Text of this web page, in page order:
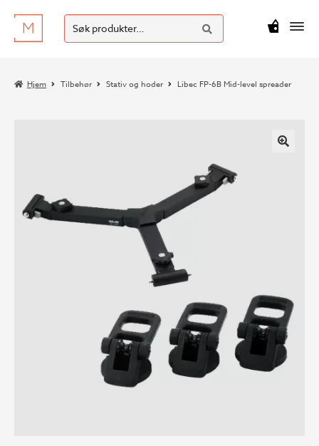
Hopp
til
Hopp
til
Søk
etter:
SØK
kr0
Hjem Tilbehør Stativ og hoder Libec FP-6B Mid-level spreader